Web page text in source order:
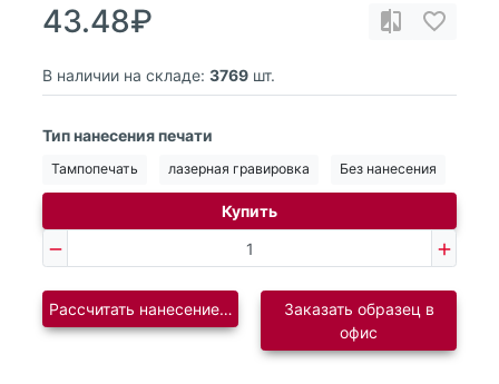
43.48₽
В наличии на складе: 3769 шт.
Тип нанесения печати
Тампопечать лазерная гравировка Без нанесения
Купить
Рассчитать нанесение логотипаЗаказать образец в
офис